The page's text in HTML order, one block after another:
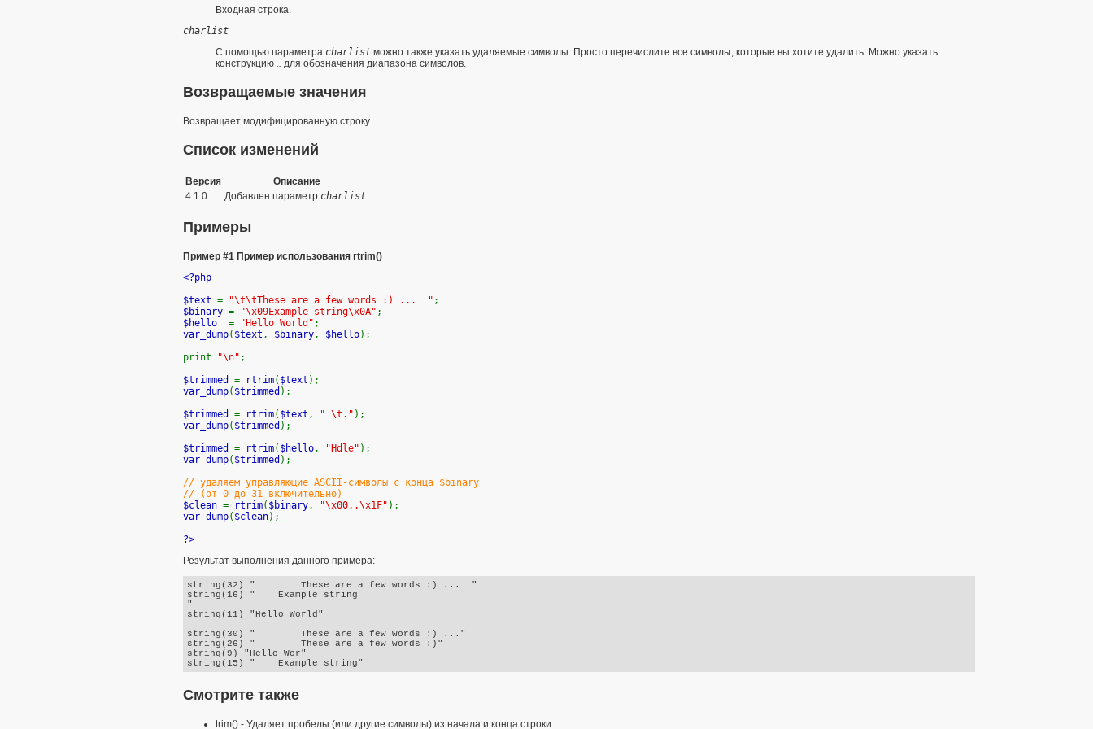
Входная строка.
charlist
С помощью параметра charlist можно также указать удаляемые символы. Просто перечислите все символы, которые вы хотите удалить. Можно указать
конструкцию .. для обозначения диапазона символов.
Возвращаемые значения
Возвращает модифицированную строку.
Список изменений
Версия
Описание
4.1.0
Добавлен параметр charlist.
Примеры
Пример #1 Пример использования rtrim()
<?php
$text = "\t\tThese are a few words :) ... " ;
$binary = "\x09Example string\x0A" ;
$hello = "Hello World" ;
var_dump( $text , $binary, $hello);
print
"\n" ;
$trimmed = rtrim( $text );
var_dump( $trimmed );
$trimmed = rtrim( $text , " \t." );
var_dump( $trimmed );
$trimmed = rtrim( $hello, "Hdle" );
var_dump( $trimmed );
// удаляем управляющие ASCII-символы с конца $binary
// (от 0 до 31 включительно)
$clean = rtrim( $binary, "\x00..\x1F" );
var_dump( $clean);
?>
Результат выполнения данного примера:
string(32) "        These are a few words :) ...  "
string(16) "    Example string
"
string(11) "Hello World"
string(30) "        These are a few words :) ..."
string(26) "        These are a few words :)"
string(9) "Hello Wor"
Смотрите также
trim() - Удаляет пробелы (или другие символы) из начала и конца строки